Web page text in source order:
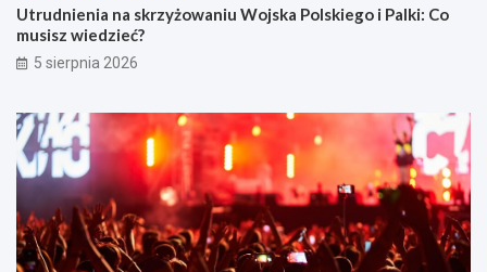
Utrudnienia na skrzyżowaniu Wojska Polskiego i Palki: Co
musisz wiedzieć?
5 sierpnia 2026